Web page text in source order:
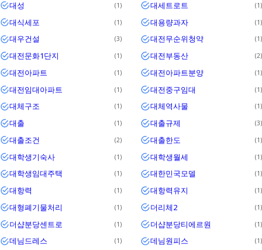
대성 1 대세트로트 1
대식세포 1 대용량과자 1
대우건설 3 대전무순위청약 1
대전문화1단지 1 대전부동산 2
대전아파트 1 대전아파트분양 1
대전임대아파트 1 대전중구임대 1
대체구조 1 대체역사물 1
대출 1 대출규제 3
대출조건 2 대출한도 1
대학생기숙사 1 대학생월세 1
대학생임대주택 1 대한민국모델 1
대항력 1 대항력유지 1
대형폐기물처리 1 더리체2 1
더샵분당센트로 1 더샵분당티에르원 1
데님드레스 1 데님원피스 1